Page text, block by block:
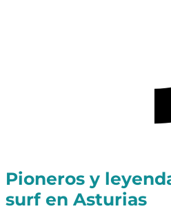
Pioneros y
surf en Asturias